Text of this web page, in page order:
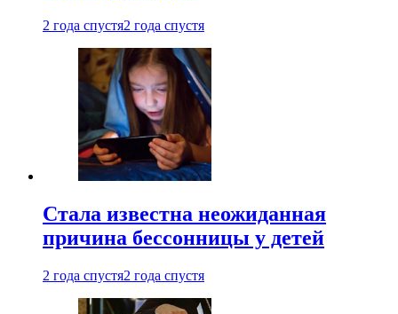
2 года спустя2 года спустя
Стала известна неожиданная
причина бессонницы у детей
2 года спустя2 года спустя